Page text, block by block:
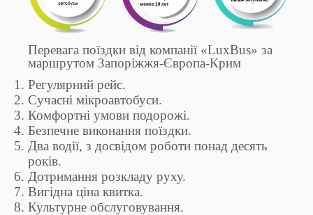
Перевага поїздки від компанії «LuxBus» за
маршрутом Запоріжжя-Європа-Крим
Регулярний рейс.
Сучасні мікроавтобуси.
Комфортні умови подорожі.
Безпечне виконання поїздки.
Два водії, з досвідом роботи понад десять
років.
Дотримання розкладу руху.
Вигідна ціна квитка.
Культурне обслуговування.